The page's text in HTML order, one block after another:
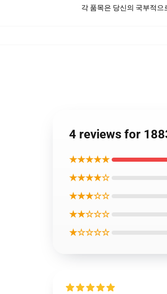
각 품목은 당신의 국부적
4 reviews for
★★★★★
★★★★☆
★★★☆☆
★★☆☆☆
★☆☆☆☆